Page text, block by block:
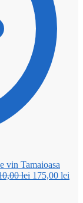
vin Tamaioasa
lei Prețul
175,00 lei